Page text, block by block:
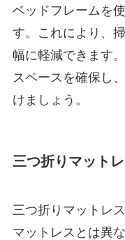
ベッドフレームを
す。これにより、
幅に軽減できます
スペースを確保し
けましょう。
三つ折りマット
三つ折りマットレ
マットレスとは異